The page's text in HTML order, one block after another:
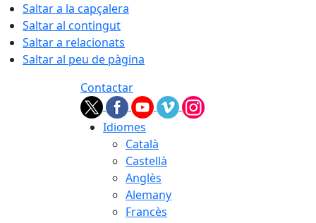
Saltar a la capçalera
Saltar al contingut
Saltar a relacionats
Saltar al peu de pàgina
Contactar
Idiomes
Català
Castellà
Anglès
Alemany
Francès